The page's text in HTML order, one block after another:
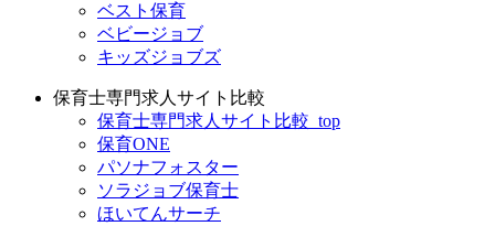
ベスト保育
ベビージョブ
キッズジョブズ
保育士専門求人サイト比較
保育士専門求人サイト比較_top
保育ONE
パソナフォスター
ソラジョブ保育士
ほいてんサーチ